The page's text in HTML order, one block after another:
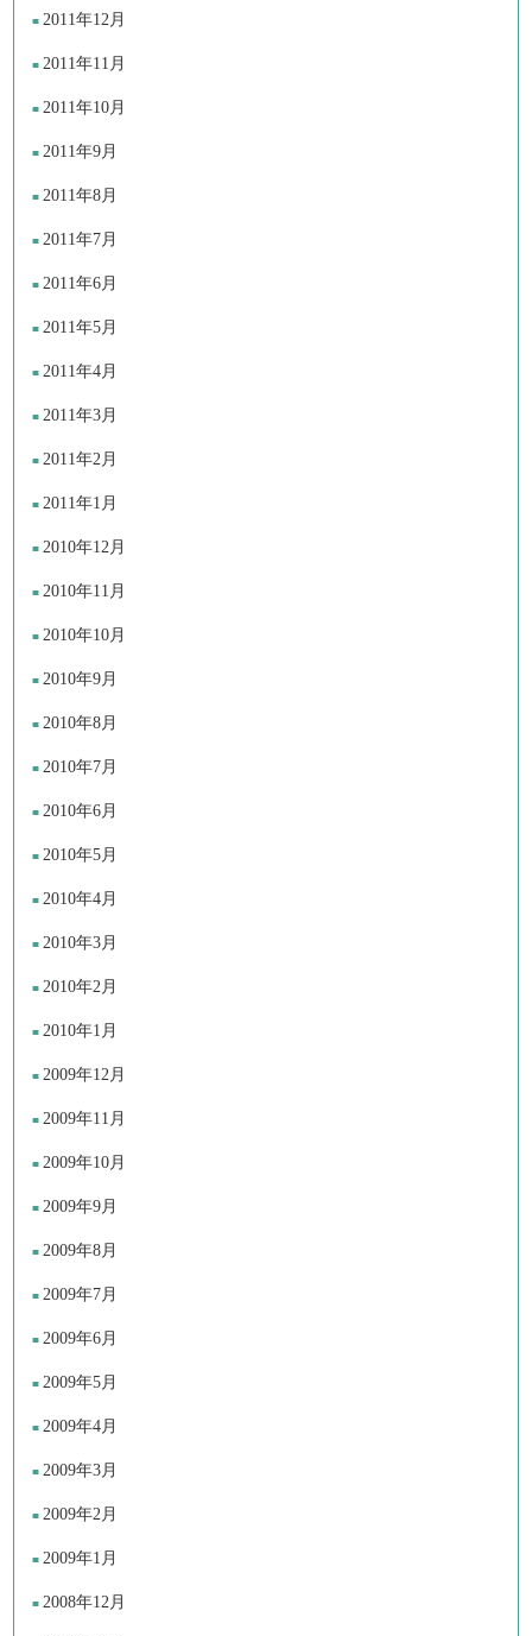
2011年12月
2011年11月
2011年10月
2011年9月
2011年8月
2011年7月
2011年6月
2011年5月
2011年4月
2011年3月
2011年2月
2011年1月
2010年12月
2010年11月
2010年10月
2010年9月
2010年8月
2010年7月
2010年6月
2010年5月
2010年4月
2010年3月
2010年2月
2010年1月
2009年12月
2009年11月
2009年10月
2009年9月
2009年8月
2009年7月
2009年6月
2009年5月
2009年4月
2009年3月
2009年2月
2009年1月
2008年12月